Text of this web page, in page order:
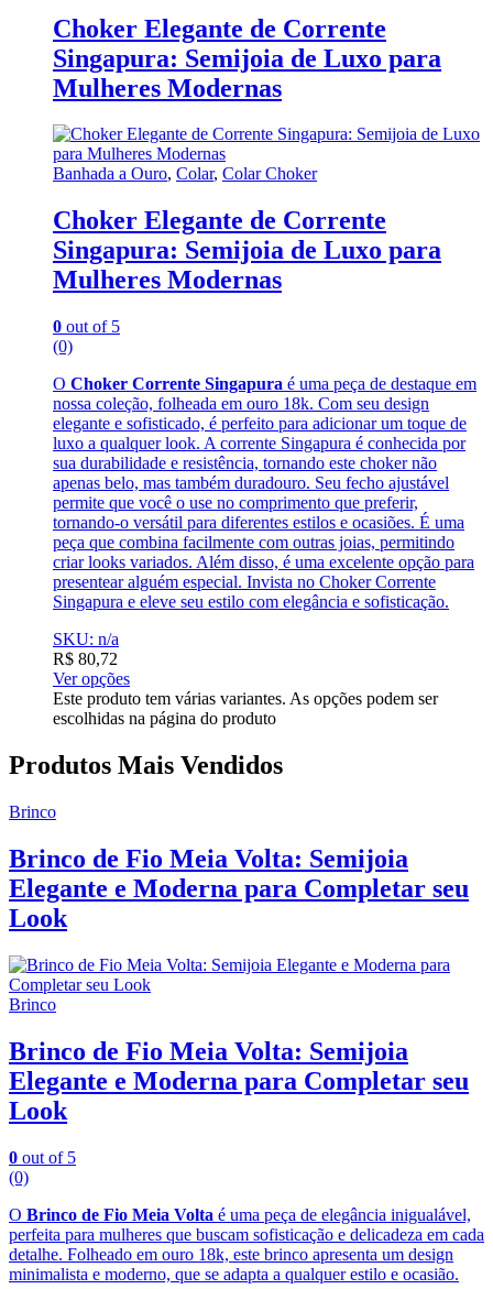
Choker Elegante de Corrente
Singapura: Semijoia de Luxo para
Mulheres Modernas
Banhada a Ouro, Colar, Colar Choker
Choker Elegante de Corrente
Singapura: Semijoia de Luxo para
Mulheres Modernas
0 out of 5
(0)
O Choker Corrente Singapura é uma peça de destaque em
nossa coleção, folheada em ouro 18k. Com seu design
elegante e sofisticado, é perfeito para adicionar um toque de
luxo a qualquer look. A corrente Singapura é conhecida por
sua durabilidade e resistência, tornando este choker não
apenas belo, mas também duradouro. Seu fecho ajustável
permite que você o use no comprimento que preferir,
tornando-o versátil para diferentes estilos e ocasiões. É uma
peça que combina facilmente com outras joias, permitindo
criar looks variados. Além disso, é uma excelente opção para
presentear alguém especial. Invista no Choker Corrente
Singapura e eleve seu estilo com elegância e sofisticação.
SKU: n/a
R$ 80,72
Ver opções
Este produto tem várias variantes. As opções podem ser
escolhidas na página do produto
Produtos Mais Vendidos
Brinco
Brinco de Fio Meia Volta: Semijoia
Elegante e Moderna para Completar seu
Look
Brinco
Brinco de Fio Meia Volta: Semijoia
Elegante e Moderna para Completar seu
Look
0 out of 5
(0)
O Brinco de Fio Meia Volta é uma peça de elegância inigualável,
perfeita para mulheres que buscam sofisticação e delicadeza em cada
detalhe. Folheado em ouro 18k, este brinco apresenta um design
minimalista e moderno, que se adapta a qualquer estilo e ocasião.